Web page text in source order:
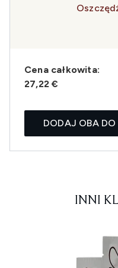
Cena całkowita:
27,22 €
DODAJ OBA
INNI